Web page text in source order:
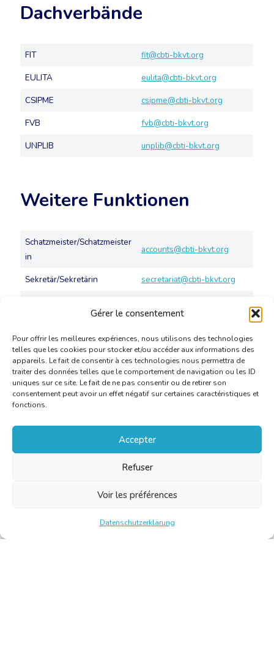
Gérer le consentement
Pour offrir les meilleures expériences, nous utilisons des technologies
telles que les cookies pour stocker et/ou accéder aux informations des
appareils. Le fait de consentir à ces technologies nous permettra de
traiter des données telles que le comportement de navigation ou les ID
uniques sur ce site. Le fait de ne pas consentir ou de retirer son
consentement peut avoir un effet négatif sur certaines caractéristiques et
fonctions.
Accepter
Refuser
Voir les préférences
Datenschutzerklärung
Dachverbände
FIT
fit@cbti-bkvt.org
EULITA
eulita@cbti-bkvt.org
CSIPME
csipme@cbti-bkvt.org
FVB
fvb@cbti-bkvt.org
UNPLIB
unplib@cbti-bkvt.org
Weitere Funktionen
Schatzmeister/Schatzmeister
in
accounts@cbti-bkvt.org
Sekretär/Sekretärin
secretariat@cbti-bkvt.org